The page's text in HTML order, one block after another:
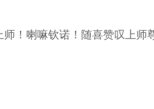
！喇嘛钦诺！随喜赞叹上师